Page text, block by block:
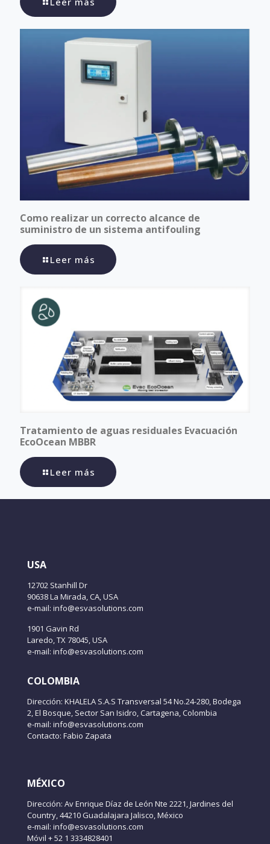
Como realizar un correcto alcance de
suministro de un sistema antifouling
Leer más
Tratamiento de aguas residuales Evacuación
EcoOcean MBBR
Leer más
USA
12702 Stanhill Dr
90638 La Mirada, CA, USA
e-mail: info@esvasolutions.com
1901 Gavin Rd
Laredo, TX 78045, USA
e-mail: info@esvasolutions.com
COLOMBIA
Dirección: KHALELA S.A.S Transversal 54 No.24-280, Bodega
2, El Bosque, Sector San Isidro, Cartagena, Colombia
e-mail: info@esvasolutions.com
Contacto: Fabio Zapata
MÉXICO
Dirección: Av Enrique Díaz de León Nte 2221, Jardines del
Country, 44210 Guadalajara Jalisco, México
e-mail: info@esvasolutions.com
Móvil + 52 1 3334828401